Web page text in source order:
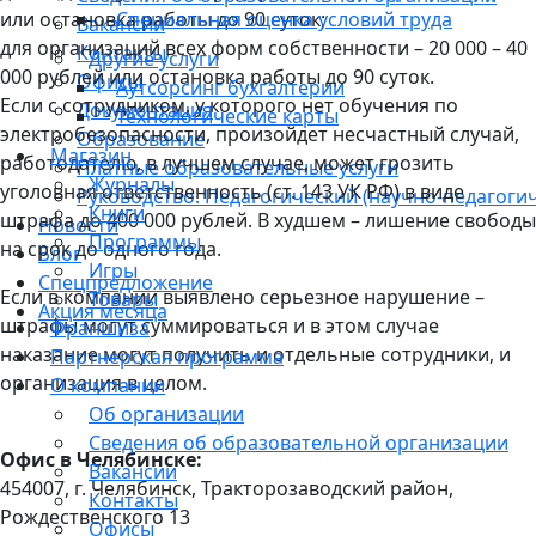
Вакансии
Контакты
Офисы
Документация
Образование
Платные образовательные услуги
Руководство. Педагогический (научно-
Новости
Блог
Спецпредложение
Акция месяца
Специальная оценка условий труда
Другие услуги
Аутсорсинг бухгалтерии
Технологические карты
Магазин
Журналы
Книги
Программы
Игры
Товары
Франшиза
Партнерская программа
О компании
Об организации
Сведения об образовательной организации
Вакансии
Контакты
Офисы
или остановка работы до 90 суток;
для организаций всех форм собственности – 20 000 – 40
000 рублей или остановка работы до 90 суток.
Если с сотрудником, у которого нет обучения по
электробезопасности, произойдет несчастный случай,
работодателю, в лучшем случае, может грозить
уголовная ответственность (ст. 143 УК РФ) в виде
штрафа до 400 000 рублей. В худшем – лишение свободы
на срок до одного года.
Если в компании выявлено серьезное нарушение –
штрафы могут суммироваться и в этом случае
наказание могут получить и отдельные сотрудники, и
организация в целом.
Офис в Челябинске:
454007, г. Челябинск, Тракторозаводский район, ​
Рождественского 13​